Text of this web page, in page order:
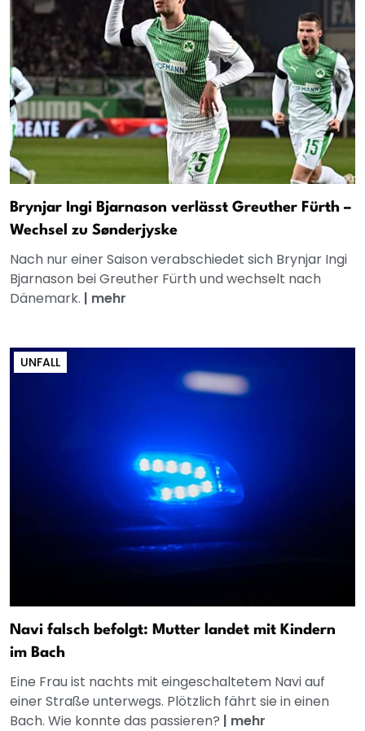
Brynjar Ingi Bjarnason verlässt Greuther Fürth –
Wechsel zu Sønderjyske
Nach nur einer Saison verabschiedet sich Brynjar Ingi
Bjarnason bei Greuther Fürth und wechselt nach
Dänemark. | mehr
UNFALL
Navi falsch befolgt: Mutter landet mit Kindern
im Bach
Eine Frau ist nachts mit eingeschaltetem Navi auf
einer Straße unterwegs. Plötzlich fährt sie in einen
Bach. Wie konnte das passieren? | mehr